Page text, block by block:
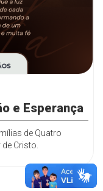
e Esperança
de Quatro
Cristo.